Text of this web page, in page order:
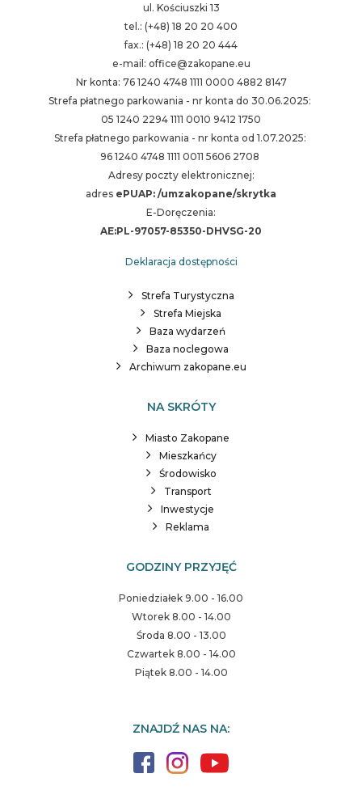
ul. Kościuszki 13
tel.: (+48) 18 20 20 400
fax.: (+48) 18 20 20 444
e-mail: office@zakopane.eu
Nr konta: 76 1240 4748 1111 0000 4882 8147
Strefa płatnego parkowania - nr konta do 30.06.2025:
05 1240 2294 1111 0010 9412 1750
Strefa płatnego parkowania - nr konta od 1.07.2025:
96 1240 4748 1111 0011 5606 2708
Adresy poczty elektronicznej:
adres ePUAP: /umzakopane/skrytka
E-Doręczenia:
AE:PL-97057-85350-DHVSG-20
Deklaracja dostępności
Strefa Turystyczna
Strefa Miejska
Baza wydarzeń
Baza noclegowa
Archiwum zakopane.eu
NA SKRÓTY
Miasto Zakopane
Mieszkańcy
Środowisko
Transport
Inwestycje
Reklama
GODZINY PRZYJĘĆ
Poniedziałek 9.00 - 16.00
Wtorek 8.00 - 14.00
Środa 8.00 - 13.00
Czwartek 8.00 - 14.00
Piątek 8.00 - 14.00
ZNAJDŹ NAS NA: